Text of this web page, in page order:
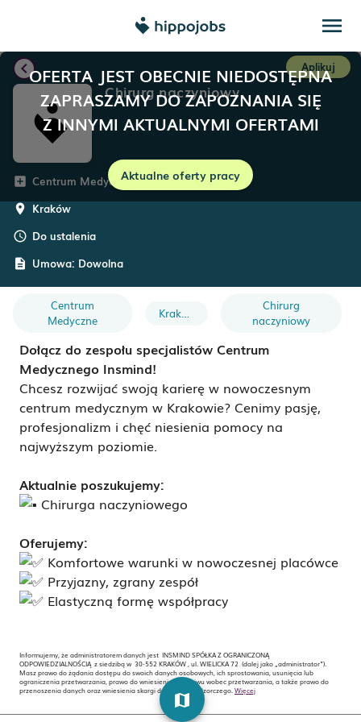
menu
OFERTA JEST OBECNIE NIEDOSTĘPNA
ZAPRASZAMY DO ZAPOZNANIA SIĘ
Z INNYMI AKTUALNYMI OFERTAMI
Aktualne oferty pracy
chevron_left Aplikuj
Chirurg naczyniowy
add_box Centrum Medyczne Insmind
room Kraków
schedule Do ustalenia
description Umowa: Dowolna
Centrum
Medyczne
Chirurg
naczyniowy
Dołącz do zespołu specjalistów Centrum
Medycznego Insmind!
Chcesz rozwijać swoją karierę w nowoczesnym
centrum medycznym w Krakowie? Cenimy pasję,
profesjonalizm i chęć niesienia pomocy na
najwyższym poziomie.
Aktualnie poszukujemy:
Chirurga naczyniowego
Oferujemy:
Komfortowe warunki w nowoczesnej placówce
Przyjazny, zgrany zespół
Elastyczną formę współpracy
Informujemy, że administratorem danych jest INSMIND SPÓŁKA Z OGRANICZONĄ
ODPOWIEDZIALNOŚCIĄ z siedzibą w 30-552 KRAKÓW , ul. WIELICKA 72 (dalej jako „administrator”).
Masz prawo do żądania dostępu do swoich danych osobowych, ich sprostowania, usunięcia lub
ograniczenia przetwarzania, prawo do wniesienia sprzeciwu wobec przetwarzania, a także prawo do
przenoszenia danych oraz wniesienia skargi do organu nadzorczego. Więcej
map